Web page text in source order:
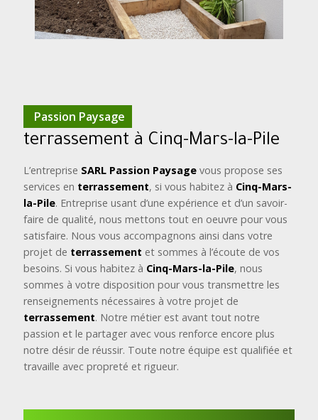
Passion Paysage
terrassement à Cinq-Mars-la-Pile
L’entreprise SARL Passion Paysage vous propose ses
services en terrassement, si vous habitez à Cinq-Mars-
la-Pile. Entreprise usant d’une expérience et d’un savoir-
faire de qualité, nous mettons tout en oeuvre pour vous
satisfaire. Nous vous accompagnons ainsi dans votre
projet de terrassement et sommes à l’écoute de vos
besoins. Si vous habitez à Cinq-Mars-la-Pile, nous
sommes à votre disposition pour vous transmettre les
renseignements nécessaires à votre projet de
terrassement. Notre métier est avant tout notre
passion et le partager avec vous renforce encore plus
notre désir de réussir. Toute notre équipe est qualifiée et
travaille avec propreté et rigueur.